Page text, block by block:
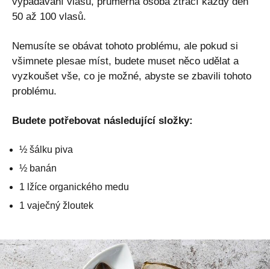
50 až 100 vlasů.
Nemusíte se obávat tohoto problému, ale pokud si
všimnete plesae míst, budete muset něco udělat a
vyzkoušet vše, co je možné, abyste se zbavili tohoto
problému.
Budete potřebovat následující složky:
½ šálku piva
½ banán
1 lžíce organického medu
1 vaječný žloutek